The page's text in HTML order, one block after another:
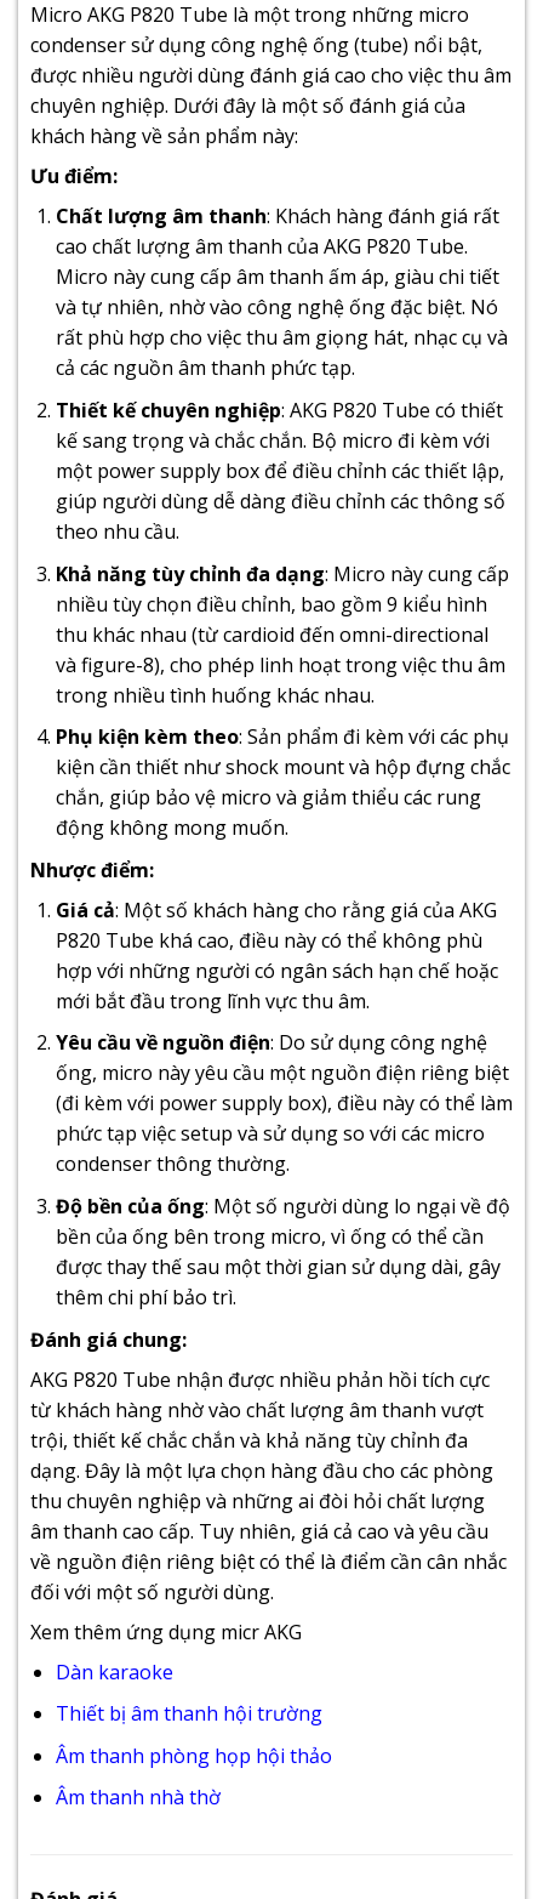
Micro AKG P820 Tube là một trong những micro
condenser sử dụng công nghệ ống (tube) nổi bật,
được nhiều người dùng đánh giá cao cho việc thu âm
chuyên nghiệp. Dưới đây là một số đánh giá của
khách hàng về sản phẩm này:
Ưu điểm:
Chất lượng âm thanh: Khách hàng đánh giá rất
cao chất lượng âm thanh của AKG P820 Tube.
Micro này cung cấp âm thanh ấm áp, giàu chi tiết
và tự nhiên, nhờ vào công nghệ ống đặc biệt. Nó
rất phù hợp cho việc thu âm giọng hát, nhạc cụ và
cả các nguồn âm thanh phức tạp.
Thiết kế chuyên nghiệp: AKG P820 Tube có thiết
kế sang trọng và chắc chắn. Bộ micro đi kèm với
một power supply box để điều chỉnh các thiết lập,
giúp người dùng dễ dàng điều chỉnh các thông số
theo nhu cầu.
Khả năng tùy chỉnh đa dạng: Micro này cung cấp
nhiều tùy chọn điều chỉnh, bao gồm 9 kiểu hình
thu khác nhau (từ cardioid đến omni-directional
và figure-8), cho phép linh hoạt trong việc thu âm
trong nhiều tình huống khác nhau.
Phụ kiện kèm theo: Sản phẩm đi kèm với các phụ
kiện cần thiết như shock mount và hộp đựng chắc
chắn, giúp bảo vệ micro và giảm thiểu các rung
động không mong muốn.
Nhược điểm:
Giá cả: Một số khách hàng cho rằng giá của AKG
P820 Tube khá cao, điều này có thể không phù
hợp với những người có ngân sách hạn chế hoặc
mới bắt đầu trong lĩnh vực thu âm.
Yêu cầu về nguồn điện: Do sử dụng công nghệ
ống, micro này yêu cầu một nguồn điện riêng biệt
(đi kèm với power supply box), điều này có thể làm
phức tạp việc setup và sử dụng so với các micro
condenser thông thường.
Độ bền của ống: Một số người dùng lo ngại về độ
bền của ống bên trong micro, vì ống có thể cần
được thay thế sau một thời gian sử dụng dài, gây
thêm chi phí bảo trì.
Đánh giá chung:
AKG P820 Tube nhận được nhiều phản hồi tích cực
từ khách hàng nhờ vào chất lượng âm thanh vượt
trội, thiết kế chắc chắn và khả năng tùy chỉnh đa
dạng. Đây là một lựa chọn hàng đầu cho các phòng
thu chuyên nghiệp và những ai đòi hỏi chất lượng
âm thanh cao cấp. Tuy nhiên, giá cả cao và yêu cầu
về nguồn điện riêng biệt có thể là điểm cần cân nhắc
đối với một số người dùng.
Xem thêm ứng dụng micr AKG
Dàn karaoke
Thiết bị âm thanh hội trường
Âm thanh phòng họp hội thảo
Âm thanh nhà thờ